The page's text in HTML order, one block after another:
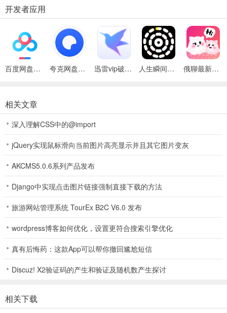
3、海量资源宝库：收纳不同风格主题佳作，提供多元诗歌创作素材。
1、支持五字符和七字符自由设置，能快速生成一首押韵诗的四首诗，
满足多样创作需求。
2、韵律位置可选，可随意隐藏头部和尾部，让诗歌创作在韵律上更具
灵活性。
3、点击即可快速生成百首诗歌，写诗速度飞快，节省创作时间，带来
4、给予情意，能自由搭配诗句写出情意，使诗歌更具情感表达力与独
开发者应用
百度网盘绿色免安装Pc电脑版 夸克网盘官方正式版 迅雷vip破解版永久会员2024版 人生瞬间最新手机版 俄聊最新手机版
相关文章
深入理解CSS中的@import
jQuery实现鼠标滑向当前图片高亮显示并且其它图片变灰
AKCMS5.0.6系列产品发布
Django中实现点击图片链接强制直接下载的方法
旅游网站管理系统 TourEx B2C V6.0 发布
wordpress博客如何优化，设置更符合搜索引擎优化
真有后悔药：这款App可以帮你撤回尴尬短信
Discuz! X2验证码的产生和验证及随机数产生探讨
相关下载